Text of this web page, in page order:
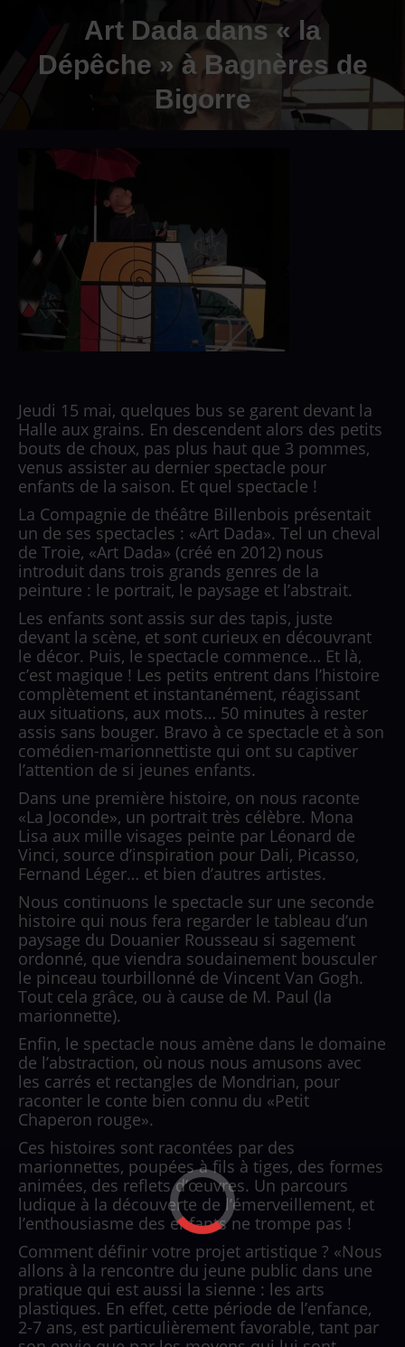
Art Dada dans « la
Dépêche » à Bagnères de
Bigorre
Jeudi 15 mai, quelques bus se garent devant la
Halle aux grains. En descendent alors des petits
bouts de choux, pas plus haut que 3 pommes,
venus assister au dernier spectacle pour
enfants de la saison. Et quel spectacle !
La Compagnie de théâtre Billenbois présentait
un de ses spectacles : «Art Dada». Tel un cheval
de Troie, «Art Dada» (créé en 2012) nous
introduit dans trois grands genres de la
peinture : le portrait, le paysage et l’abstrait.
Les enfants sont assis sur des tapis, juste
devant la scène, et sont curieux en découvrant
le décor. Puis, le spectacle commence… Et là,
c’est magique ! Les petits entrent dans l’histoire
complètement et instantanément, réagissant
aux situations, aux mots… 50 minutes à rester
assis sans bouger. Bravo à ce spectacle et à son
comédien-marionnettiste qui ont su captiver
l’attention de si jeunes enfants.
Dans une première histoire, on nous raconte
«La Joconde», un portrait très célèbre. Mona
Lisa aux mille visages peinte par Léonard de
Vinci, source d’inspiration pour Dali, Picasso,
Fernand Léger… et bien d’autres artistes.
Nous continuons le spectacle sur une seconde
histoire qui nous fera regarder le tableau d’un
paysage du Douanier Rousseau si sagement
ordonné, que viendra soudainement bousculer
le pinceau tourbillonné de Vincent Van Gogh.
Tout cela grâce, ou à cause de M. Paul (la
marionnette).
Enfin, le spectacle nous amène dans le domaine
de l’abstraction, où nous nous amusons avec
les carrés et rectangles de Mondrian, pour
raconter le conte bien connu du «Petit
Chaperon rouge».
Ces histoires sont racontées par des
marionnettes, poupées à fils à tiges, des formes
animées, des reflets d’œuvres. Un parcours
ludique à la découverte de l’émerveillement, et
l’enthousiasme des enfants ne trompe pas !
Comment définir votre projet artistique ? «Nous
allons à la rencontre du jeune public dans une
pratique qui est aussi la sienne : les arts
plastiques. En effet, cette période de l’enfance,
2-7 ans, est particulièrement favorable, tant par